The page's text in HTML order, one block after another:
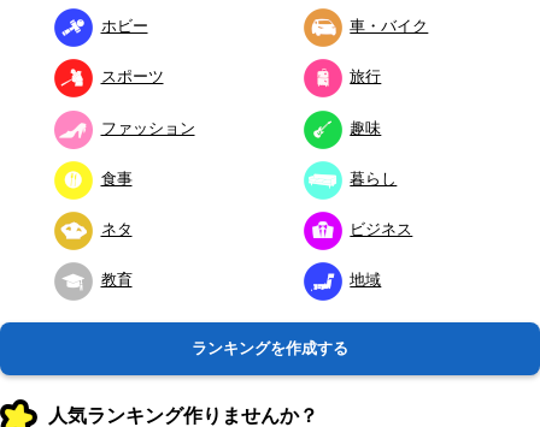
ホビー 車・バイク
スポーツ 旅行
ファッション 趣味
食事 暮らし
ネタ ビジネス
教育 地域
ランキングを作成する
人気ランキング作りませんか？